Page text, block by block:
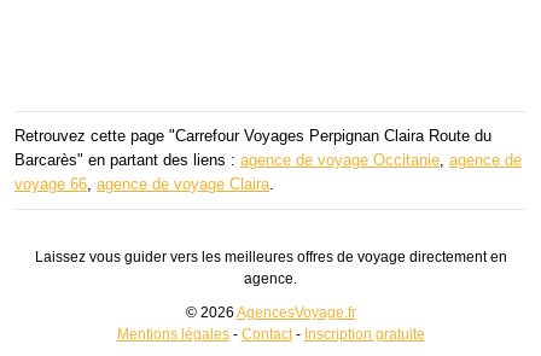
Retrouvez cette page "Carrefour Voyages Perpignan Claira Route du
Barcarès" en partant des liens : agence de voyage Occitanie agence de
voyage 66 agence de voyage Claira
Laissez vous guider vers les meilleures offres de voyage directement en
agence.
© 2026 AgencesVoyage.fr
Mentions légales- Contact- Inscription gratuite